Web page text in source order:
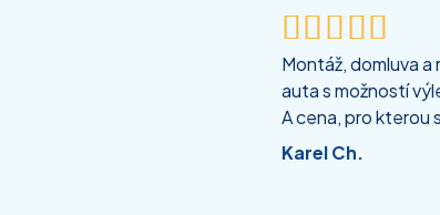

Montáž, domluva
auta s možností
A cena, pro kterou
Karel Ch.